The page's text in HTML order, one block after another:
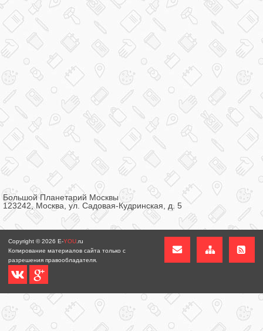
Большой Планетарий Москвы
123242, Москва, ул. Садовая-Кудринская, д. 5
Copyright © 2026 E-YOU .ru
Копирование материалов сайта только с
разрешения правообладателя.